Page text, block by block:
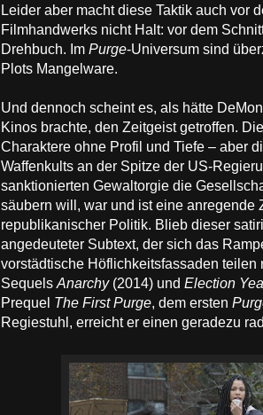
Leider aber macht diese Taktik auch vor
Filmhandwerks nicht Halt: vor dem
Drehbuch. Im Purge-Universum sind
Plots Mangelware.
Und dennoch scheint es, als hätte
Kinos brachte, den Zeitgeist getroffen.
Charaktere ohne Profil und Tiefe – aber
Waffenkults an der Spitze der US-
sanktionierten Gewaltorgie die
säubern will, war und ist eine anregende
republikanischer Politik. Blieb dieser
angedeuteter Subtext, der sich das
vorstädtische Höflichkeitsfassaden
Sequels Anarchy(2014) und Election
Prequel The First Purge, dem ersten
Regiestuhl, erreicht er einen geradezu